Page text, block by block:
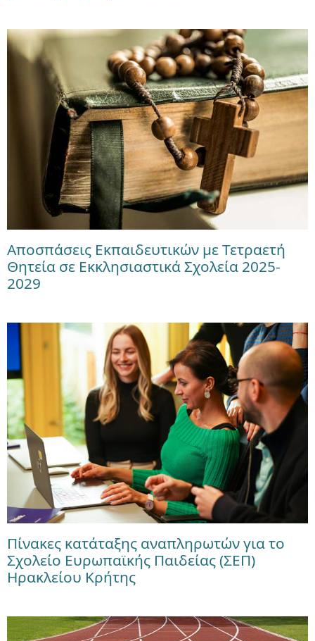
Αποσπάσεις Εκπαιδευτικών με Τετραετή
Θητεία σε Εκκλησιαστικά Σχολεία 2025-
2029
Πίνακες κατάταξης αναπληρωτών για το
Σχολείο Ευρωπαϊκής Παιδείας (ΣΕΠ)
Ηρακλείου Κρήτης